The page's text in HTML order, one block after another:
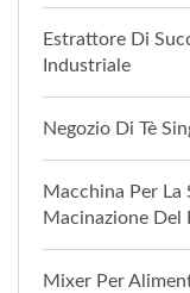
Estrattore Di
Industriale
Negozio Di Tè
Macchina Per La
Macinazione Del
Mixer Per